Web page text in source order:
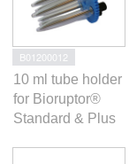
B01200012
10 ml tube holder
for Bioruptor®
Standard & Plus